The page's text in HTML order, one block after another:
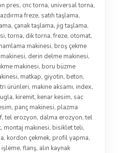
pres, cnc torna, universal torna,
azdırma freze, satıh taşlama,
, çanak taşlama, jig taşlama,
,torna, dik torna,freze, otomat,
makinesi, broş çekme
, derin delme makinesi,
makinesi, boru büzme
, matkap, giyotin, beton,
ürünleri, makine aksamı, index,
, kiremit, kenar kesim, sac
, panç makinesi, plazma
,tel erozyon, dalma erozyon,tel
, montaj makinesi, bisiklet teli,
, kordon çekmek, profil yapma,
, flanş, alın kaynak